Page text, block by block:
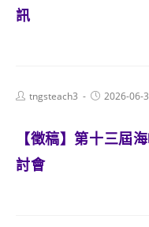
訊
Posttngsteach3
Post2026-06-
【徵稿】第十三屆
討會